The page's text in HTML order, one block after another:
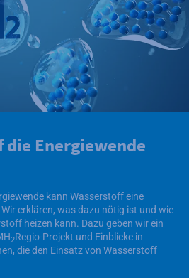
die Energiewende
kann Wasserstoff eine
erklären, was dazu nötig ist und wie
heizen kann. Dazu geben wir ein
2Regio-Projekt und Einblicke in
die den Einsatz von Wasserstoff